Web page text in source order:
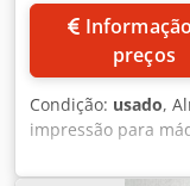
preços
Condição: usado,
impressão para
Dkjdpfxjrkp N Rs
impressão para